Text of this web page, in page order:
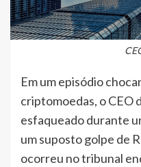
Em um episódio
criptomoedas, o CEO
esfaqueado durante
um suposto golpe de
ocorreu no tribunal